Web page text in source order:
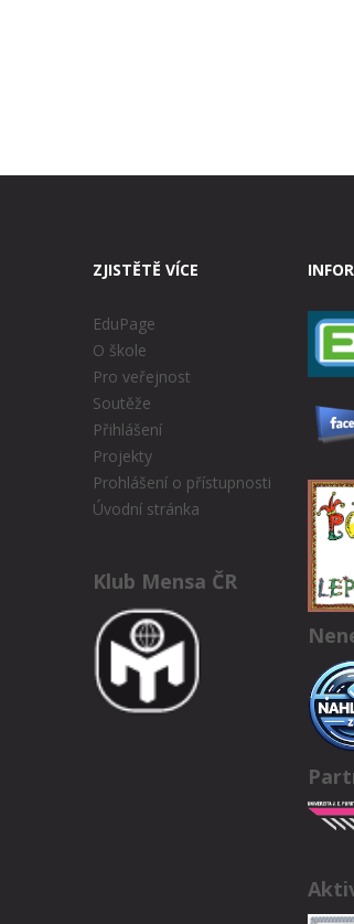
ZJISTĚTĚ VÍCE
EduPage
O škole
Pro veřejnost
Soutěže
Přihlášení
Projekty
Prohlášení o přístupnosti
Úvodní stránka
Klub Mensa ČR